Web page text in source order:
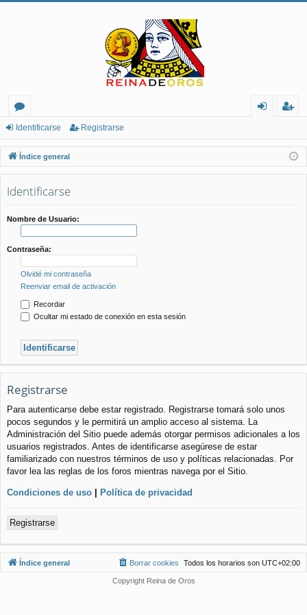
or
os
nt
ifi
ist
ra
Identificarse Registrarse
Índice general
Identificarse
Nombre de Usuario:
Contraseña:
Olvidé mi contraseña
Reenviar email de activación
Recordar
Ocultar mi estado de conexión en esta sesión
Registrarse
Para autenticarse debe estar registrado. Registrarse tomará solo unos
pocos segundos y le permitirá un amplio acceso al sistema. La
Administración del Sitio puede además otorgar permisos adicionales a los
usuarios registrados. Antes de identificarse asegúrese de estar
familiarizado con nuestros términos de uso y políticas relacionadas. Por
favor lea las reglas de los foros mientras navega por el Sitio.
Condiciones de uso | Política de privacidad
Registrarse
Índice general Todos los horarios son UTC+02:00
Borrar cookies
Copyright Reina de Oros